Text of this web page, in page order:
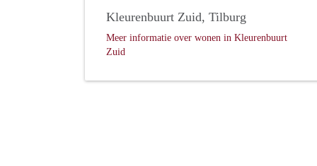
Kleurenbuurt Zuid, Tilburg
Meer informatie over wonen in Kleurenbuurt
Zuid